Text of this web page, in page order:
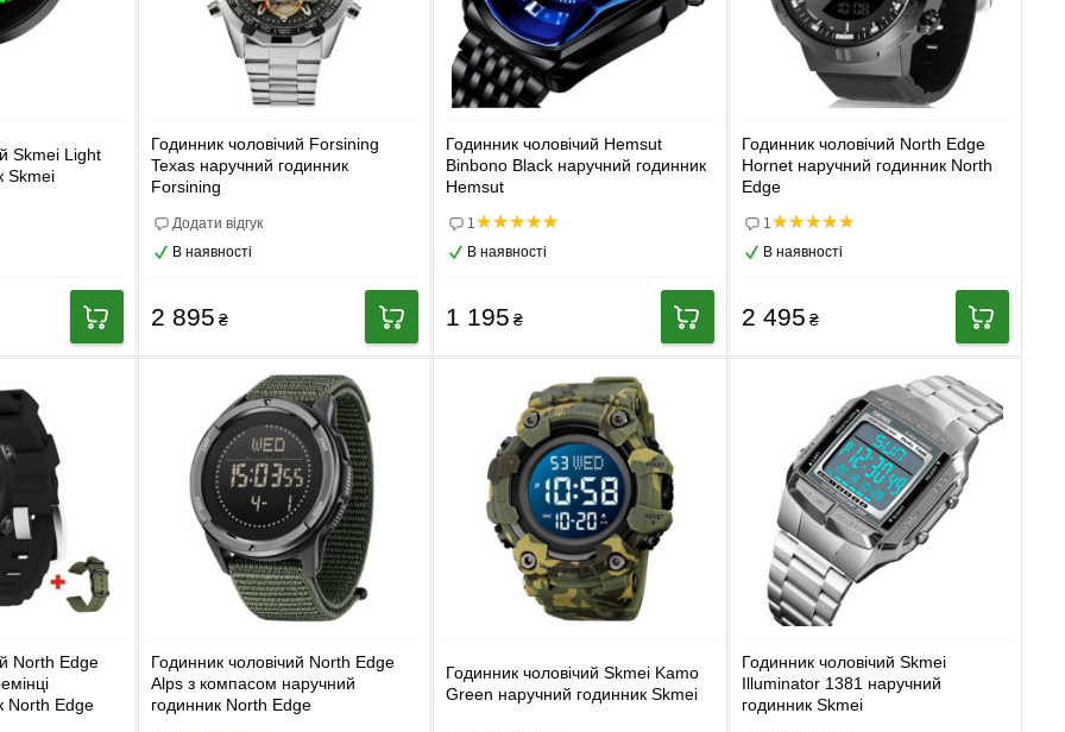
Skmei Light
Skmei
Годинник чоловічий Forsining
Texas наручний годинник
Forsining
Додати відгук
В наявності
2 895₴
Годинник чоловічий Hemsut
Binbono Black наручний годинник
Hemsut
1
В наявності
1 195₴
Годинник чоловічий North Edge
Hornet наручний годинник North
Edge
1
В наявності
2 495₴
North Edge
North Edge
Годинник чоловічий North Edge
Alps з компасом наручний
годинник North Edge
Годинник чоловічий Skmei Kamo
Green наручний годинник Skmei
Годинник чоловічий Skmei
Illuminator 1381 наручний
годинник Skmei